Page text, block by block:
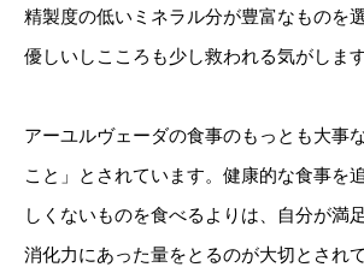
精製度の低いミネラル分が豊富なものを
優しいしこころも少し救われる気がします
アーユルヴェーダの食事のもっとも大事
こと」とされています。健康的な食事を
しくないものを食べるよりは、自分が満
消化力にあった量をとるのが大切とされ